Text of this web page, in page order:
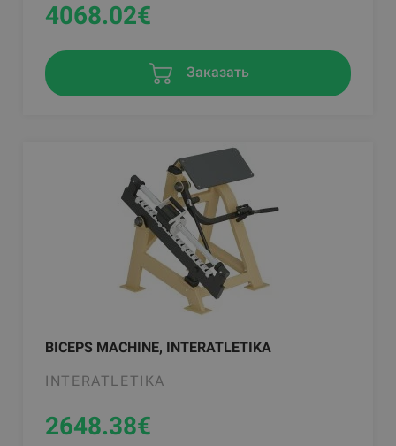
4068.02€
Заказать
BICEPS MACHINE, INTERATLETIKA
INTERATLETIKA
2648.38€